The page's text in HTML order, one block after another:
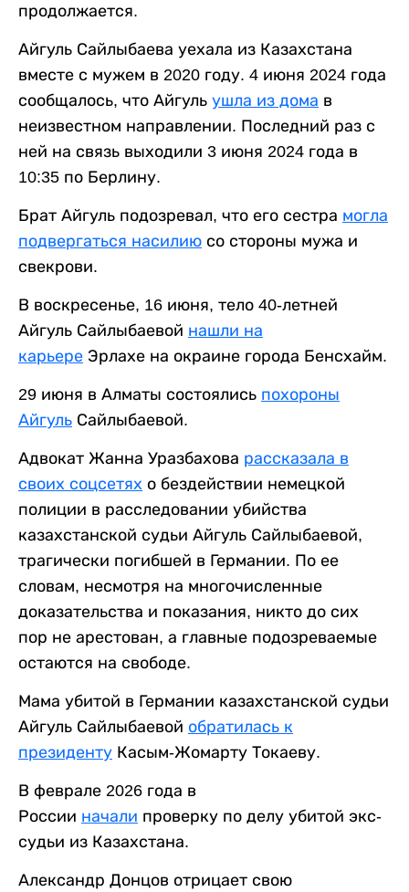
продолжается.
Айгуль Сайлыбаева уехала из Казахстана
вместе с мужем в 2020 году. 4 июня 2024 года
сообщалось, что Айгуль ушла из дома в
неизвестном направлении. Последний раз с
ней на связь выходили 3 июня 2024 года в
10:35 по Берлину.
Брат Айгуль подозревал, что его сестра могла
подвергаться насилию со стороны мужа и
свекрови.
В воскресенье, 16 июня, тело 40-летней
Айгуль Сайлыбаевой нашли на
карьере Эрлахе на окраине города Бенсхайм.
29 июня в Алматы состоялись похороны
Айгуль Сайлыбаевой.
Адвокат Жанна Уразбахова рассказала в
своих соцсетях о бездействии немецкой
полиции в расследовании убийства
казахстанской судьи Айгуль Сайлыбаевой,
трагически погибшей в Германии. По ее
словам, несмотря на многочисленные
доказательства и показания, никто до сих
пор не арестован, а главные подозреваемые
остаются на свободе.
Мама убитой в Германии казахстанской судьи
Айгуль Сайлыбаевой обратилась к
президенту Касым-Жомарту Токаеву.
В феврале 2026 года в
России начали проверку по делу убитой экс-
судьи из Казахстана.
Александр Донцов отрицает свою